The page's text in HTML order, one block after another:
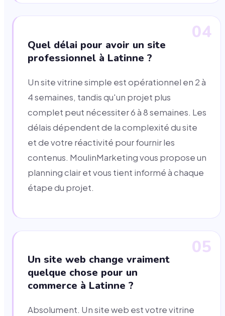
04
Quel délai pour avoir un site
professionnel à Latinne ?
Un site vitrine simple est opérationnel en 2 à
4 semaines, tandis qu'un projet plus
complet peut nécessiter 6 à 8 semaines. Les
délais dépendent de la complexité du site
et de votre réactivité pour fournir les
contenus. MoulinMarketing vous propose un
planning clair et vous tient informé à chaque
étape du projet.
05
Un site web change vraiment
quelque chose pour un
commerce à Latinne ?
Absolument. Un site web est votre vitrine